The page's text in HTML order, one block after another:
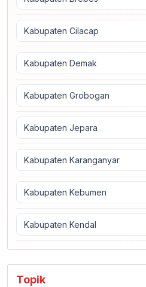
Kabupaten Cilacap
Kabupaten Demak
Kabupaten Grobogan
Kabupaten Jepara
Kabupaten Karanganyar
Kabupaten Kebumen
Kabupaten Kendal
Topik